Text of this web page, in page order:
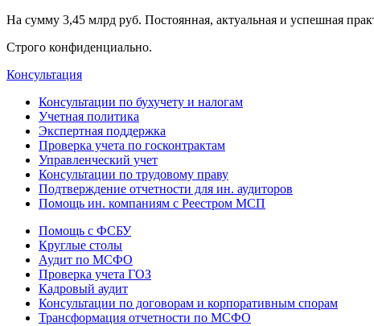
На сумму 3,45 млрд руб. Постоянная, актуальная и успешная
Строго конфиденциально.
Консультация
Консультации по бухучету и налогам
Учетная политика
Экспертная поддержка
Проверка учета по госконтрактам
Управленческий учет
Консультации по трудовому праву
Подтверждение отчетности для ин. аудиторов
Помощь ин. компаниям с Реестром МСП
Помощь с ФСБУ
Круглые столы
Аудит по МСФО
Проверка учета ГОЗ
Кадровый аудит
Консультации по договорам и корпоративным спорам
Трансформация отчетности по МСФО